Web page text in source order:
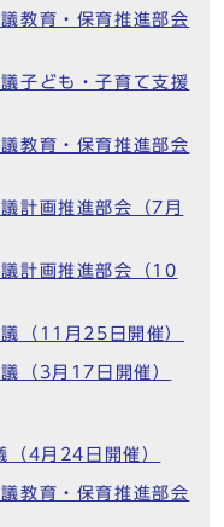
教育・保育推進部会
子ども・子育て支援
教育・保育推進部会
計画推進部会（7月
計画推進部会（10
（11月25日開催）
（3月17日開催）
4月24日開催）
教育・保育推進部会